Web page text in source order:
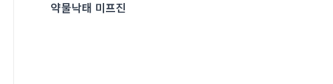
약물낙태 미프진